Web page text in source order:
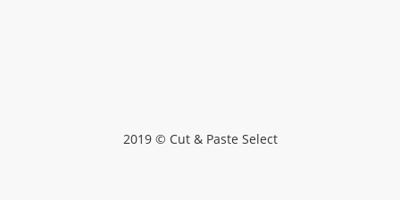
2019 © Cut & Paste Select